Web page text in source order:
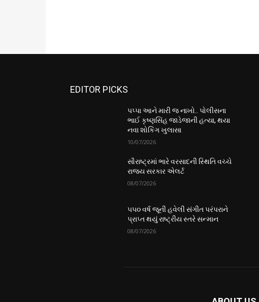
EDITOR PICKS
પપ્પા આને મારી જ નાખો.. પોલીસના
ભાઈ કૃષ્ણસિંહ જાડેજાની હત્યા, થયા
નવા શોકિંગ ખુલાસા
10/07/2026
સૌરાષ્ટ્રમાં ભારે વરસાદની સ્થિતિ વચ્ચે
રાજ્ય સરકાર એલર્ટ
08/07/2026
૫૫૦ વર્ષ જૂની હવેલી સંગીત પરંપરાને
પ્રાપ્ત થયું રાષ્ટ્રીય સ્તરે સન્માન
08/07/2026